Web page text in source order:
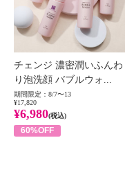
チェンジ 濃密潤いふんわ
り泡洗顔 バブルウォ...
期間限定：8/7〜13
¥17,820
¥6,980(税込)
60%OFF